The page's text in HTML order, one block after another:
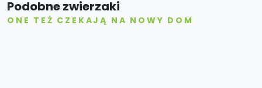
Podobne zwierzaki
ONE TEŻ CZEKAJĄ NA NOWY DOM